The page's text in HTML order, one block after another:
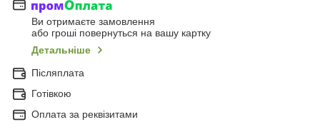
Ви отримаєте замовлення
або гроші повернуться на вашу картку
Детальніше
Післяплата
Готівкою
Оплата за реквізитами